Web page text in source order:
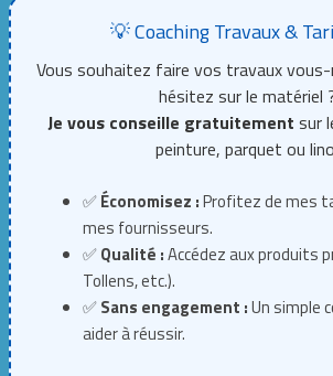
💡 Coaching Travaux &
Vous souhaitez faire vos travaux
hésitez sur le matériel
Je vous conseille gratuitement sur
peinture, parquet ou
✅Économisez :Profitez de mes
mes fournisseurs.
✅Qualité :Accédez aux produits
Tollens, etc.).
✅Sans engagement :Un simple
aider à réussir.